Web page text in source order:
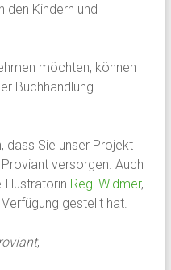
den Kindern und
möchten, können
Buchhandlung
dass Sie unser Projekt
versorgen. Auch
Illustratorin Regi Widmer,
gestellt hat.
,